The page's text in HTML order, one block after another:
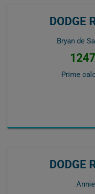
DODGE
Bryan de
Prime
DODGE